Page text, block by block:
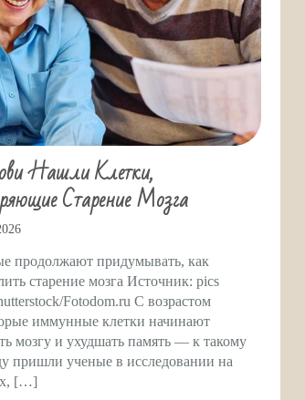
Нашли Клетки,
Старение Мозга
продолжают придумывать, как
старение мозга Источник: pics
Fotodom.ru С возрастом
иммунные клетки начинают
мозгу и ухудшать память — к такому
пришли ученые в исследовании на
[…]